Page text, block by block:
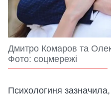
Дмитро Комаров та
Фото: соцмережі
Психологиня